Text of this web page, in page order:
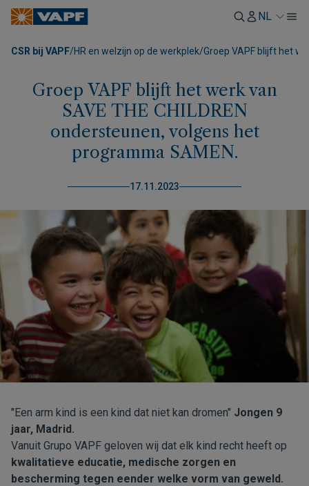
NL
CSR bij VAPF/HR en welzijn op de werkplek/Groep VAPF blijft het
Groep VAPF blijft het werk van
SAVE THE CHILDREN
ondersteunen, volgens het
programma SAMEN.
17.11.2023
"Een arm kind is een kind dat niet kan dromen" Jongen 9
jaar, Madrid.
Vanuit Grupo VAPF geloven wij dat elk kind recht heeft op
kwalitatieve educatie, medische zorgen en
bescherming tegen eender welke vorm van geweld.